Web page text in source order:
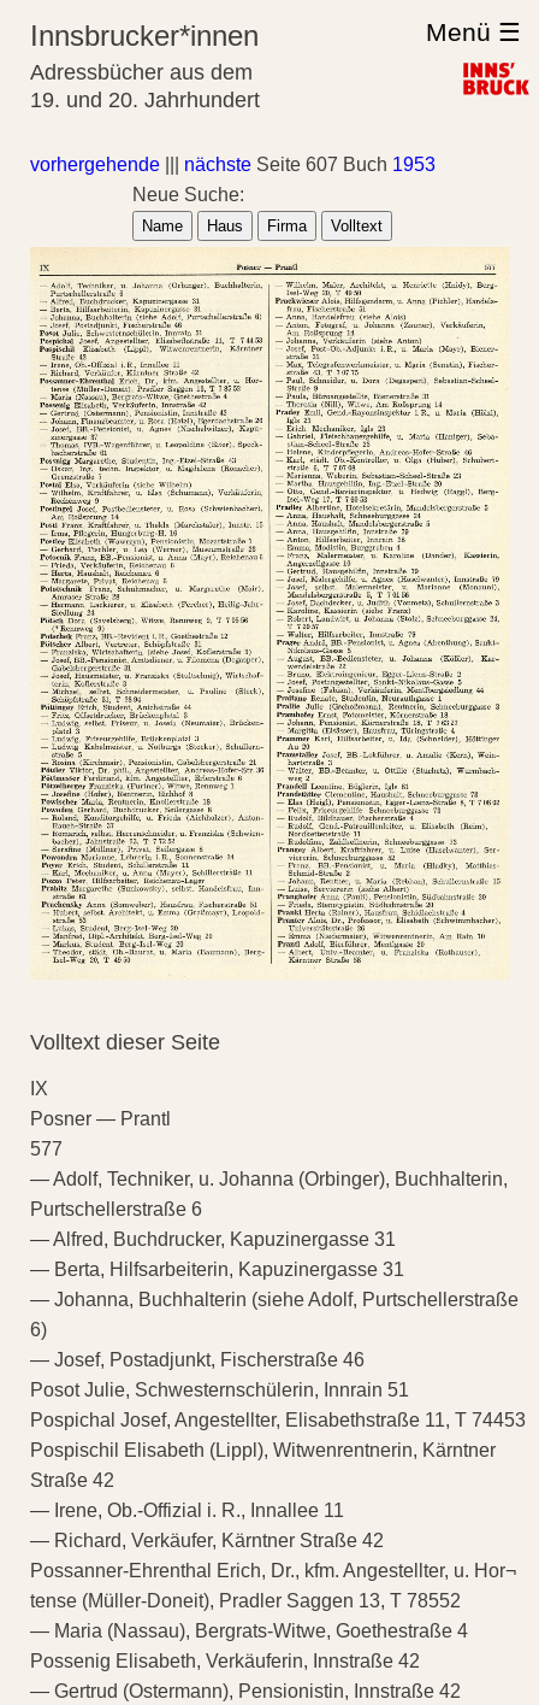
Innsbrucker*innen
Adressbücher aus dem
19. und 20. Jahrhundert
Menü ☰
vorhergehende nächste Seite 607 Buch 1953
Neue Suche:
Name Haus Firma Volltext
Volltext dieser Seite
IX
Posner — Prantl
577
— Adolf, Techniker, u. Johanna (Orbinger), Buchhalterin,
Purtschellerstraße 6
— Alfred, Buchdrucker, Kapuzinergasse 31
— Berta, Hilfsarbeiterin, Kapuzinergasse 31
— Johanna, Buchhalterin (siehe Adolf, Purtschellerstraße
6)
— Josef, Postadjunkt, Fischerstraße 46
Posot Julie, Schwesternschülerin, Innrain 51
Pospichal Josef, Angestellter, Elisabethstraße 11, T 74453
Pospischil Elisabeth (Lippl), Witwenrentnerin, Kärntner
Straße 42
— Irene, Ob.-Offizial i. R., Innallee 11
— Richard, Verkäufer, Kärntner Straße 42
Possanner-Ehrenthal Erich, Dr., kfm. Angestellter, u. Hor¬
tense (Müller-Doneit), Pradler Saggen 13, T 78552
— Maria (Nassau), Bergrats-Witwe, Goethestraße 4
Possenig Elisabeth, Verkäuferin, Innstraße 42
— Gertrud (Ostermann), Pensionistin, Innstraße 42